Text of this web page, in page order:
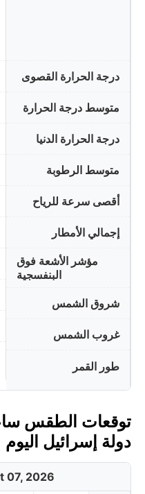
درجة الحرارة القصوى
متوسط درجة الحرارة
درجة الحرارة الدنيا
متوسط الرطوبة
أقصى سرعة للرياح
إجمالي الأمطار
مؤشر الأشعة فوق
البنفسجية
شروق الشمس
غروب الشمس
طور القمر
توقعات الطقس
دولة إسرائيل اليوم
07, 2026